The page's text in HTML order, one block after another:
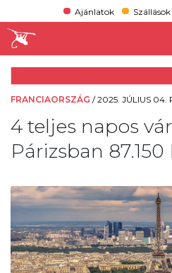
Ajánlatok Szállások
FRANCIAORSZÁG /2025. JÚLIUS 04.
4 teljes napos
Párizsban